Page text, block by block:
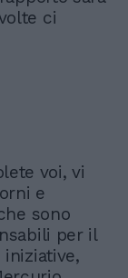
ci
voi, vi
e
sono
per il